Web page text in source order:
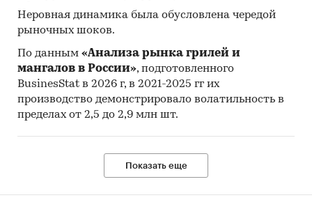
Неровная динамика была обусловлена чередой
рыночных шоков.
По данным «Анализа рынка грилей и
мангалов в России», подготовленного
BusinesStat в 2026 г, в 2021-2025 гг их
производство демонстрировало волатильность в
пределах от 2,5 до 2,9 млн шт.
Показать еще